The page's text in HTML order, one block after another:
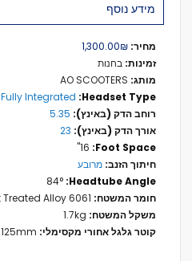
מידע נוסף
מידע
נוסף
₪‏1,300.00
בחנות
Fully Integrated
5.35
23
מרובע